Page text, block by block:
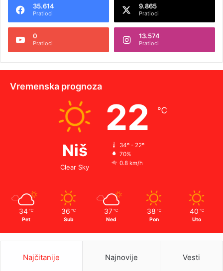
35.614
Pratioci
9.865
Pratioci
0
Pratioci
13.574
Pratioci
Vremenska prognoza
Niš
Clear Sky
22 ℃
34º - 22º
70%
0.8 km/h
34 ℃
Pet
36 ℃
Sub
37 ℃
Ned
38 ℃
Pon
40 ℃
Uto
Najčitanije Najnovije Vesti